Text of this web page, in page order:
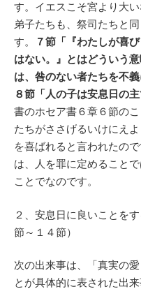
す。イエスこそ宮より大
弟子たちも、祭司たちと
す。
７節「『わたしが喜
はない。』とはどういう
は、咎のない者たちを不
８節「人の子は安息日の主
書のホセア書６章６節の
たちがささげるいけにえ
を喜ばれると言われたの
は、人を罪に定めること
ことでなのです。
２、安息日に良いことを
節～１４節）
次の出来事は、「真実の
とが具体的に表された出来